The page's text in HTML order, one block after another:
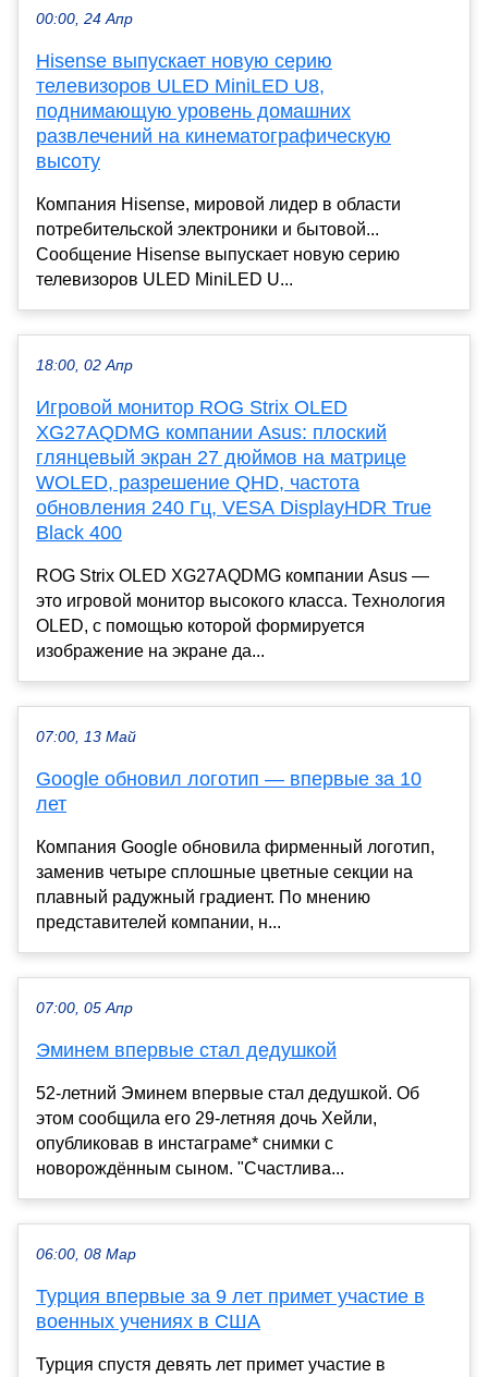
00:00, 24 Апр
Hisense выпускает новую серию
телевизоров ULED MiniLED U8,
поднимающую уровень домашних
развлечений на кинематографическую
высоту
Компания Hisense, мировой лидер в области
потребительской электроники и бытовой...
Сообщение Hisense выпускает новую серию
телевизоров ULED MiniLED U...
18:00, 02 Апр
Игровой монитор ROG Strix OLED
XG27AQDMG компании Asus: плоский
глянцевый экран 27 дюймов на матрице
WOLED, разрешение QHD, частота
обновления 240 Гц, VESA DisplayHDR True
Black 400
ROG Strix OLED XG27AQDMG компании Asus —
это игровой монитор высокого класса. Технология
OLED, с помощью которой формируется
изображение на экране да...
07:00, 13 Май
Google обновил логотип — впервые за 10
лет
Компания Google обновила фирменный логотип,
заменив четыре сплошные цветные секции на
плавный радужный градиент. По мнению
представителей компании, н...
07:00, 05 Апр
Эминем впервые стал дедушкой
52-летний Эминем впервые стал дедушкой. Об
этом сообщила его 29-летняя дочь Хейли,
опубликовав в инстаграме* снимки с
новорождённым сыном. "Счастлива...
06:00, 08 Мар
Турция впервые за 9 лет примет участие в
военных учениях в США
Турция спустя девять лет примет участие в